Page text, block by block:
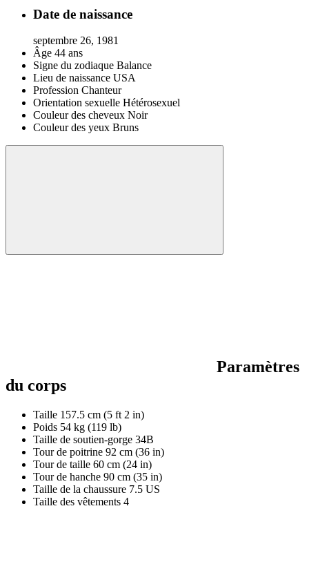
Date de naissance
septembre 26, 1981
Âge 44 ans
Signe du zodiaque Balance
Lieu de naissance USA
Profession Chanteur
Orientation sexuelle Hétérosexuel
Couleur des cheveux Noir
Couleur des yeux Bruns
Paramètres
du corps
Taille 157.5 cm (5 ft 2 in)
Poids 54 kg (119 lb)
Taille de soutien-gorge 34B
Tour de poitrine 92 cm (36 in)
Tour de taille 60 cm (24 in)
Tour de hanche 90 cm (35 in)
Taille de la chaussure 7.5 US
Taille des vêtements 4